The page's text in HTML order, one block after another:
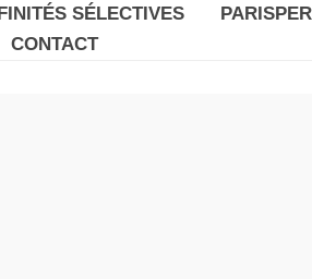
SÉLECTIVES
CONTACT